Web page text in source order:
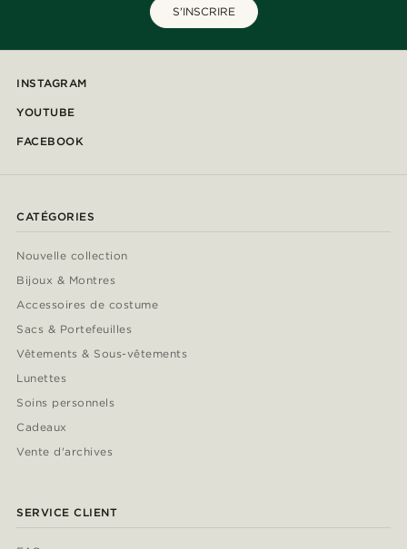
S'INSCRIRE
INSTAGRAM
YOUTUBE
FACEBOOK
CATÉGORIES
Nouvelle collection
Bijoux & Montres
Accessoires de costume
Sacs & Portefeuilles
Vêtements & Sous-vêtements
Lunettes
Soins personnels
Cadeaux
Vente d'archives
SERVICE CLIENT